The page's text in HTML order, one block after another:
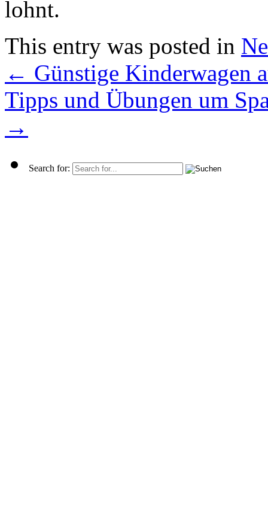
lohnt.
This entry was posted in
← Günstige Kinderwagen
Tipps und Übungen um
→
Search for: